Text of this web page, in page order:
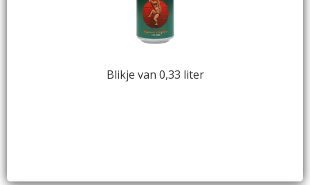
Blikje van 0,33 liter